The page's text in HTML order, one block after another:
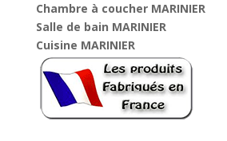
Chambre à coucher MARINIER
Salle de bain MARINIER
Cuisine MARINIER